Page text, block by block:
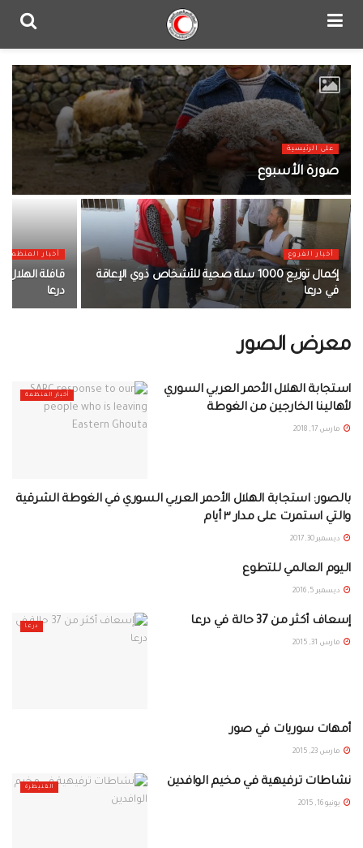
على الرئيسية
صورة الأسبوع
أخبار الفروع
إكمال توزيع 1000 سلة صحية للأشخاص ذوي الإعاقة
في درعا
أخبار المنظمة
قافلة
درعا
معرض الصور
أخبار المنظمة
استجابة الهلال الأحمر العربي السوري
لأهالينا الخارجين من الغوطة
مارس 17, 2018
معرض الصور
بالصور: استجابة الهلال الأحمر العربي السوري في الغوطة الشرقية
والتي استمرت على مدار ٣ أيام
ديسمبر 30, 2017
اليوم العالمي للتطوع
ديسمبر 5, 2016
درعا إسعاف أكثر من 37 حالة في درعا
مارس 31, 2015
أمهات سوريات في صور
مارس 23, 2015
القنيطرة نشاطات ترفيهية في مخيم الوافدين
يونيو 16, 2015